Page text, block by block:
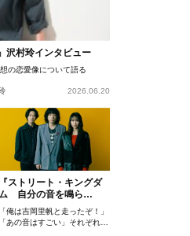
沢村玲インタビュー
の恋愛像について語る
2026.06.20
『ストリート・キングダ
ム 自分の音を鳴ら
せ。』峯田和伸、若葉竜
也、吉岡里帆インタビュ
ー
「俺は吉岡里帆と走ったぞ！」
「あの音はすごい」それぞれの